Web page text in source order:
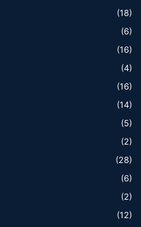
(18)
(6)
(16)
(4)
(16)
(14)
(5)
(2)
(28)
(6)
(2)
(12)